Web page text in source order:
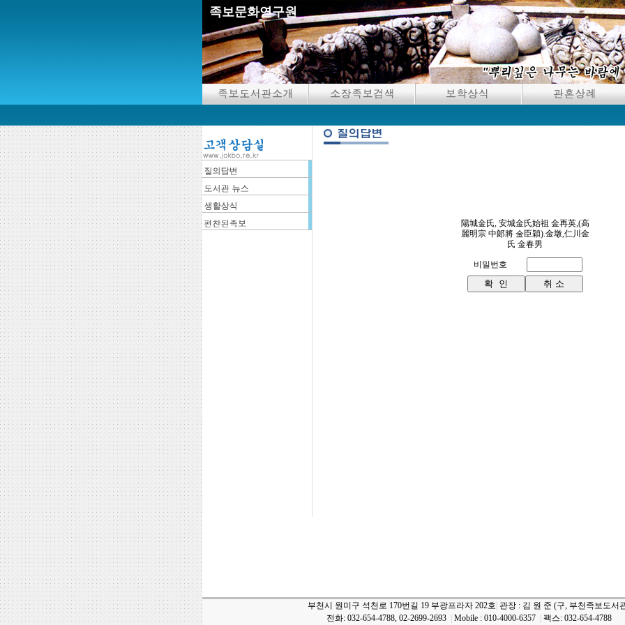
족보문화연구원
陽城金氏, 安城金氏始祖 金再英,(高
麗明宗 中郞將 金臣穎).金墩,仁川金
氏 金春男
비밀번호
부천시 원미구 석천로 170번길 19 부광프라자 202호 관장 : 김 원 준 (구, 부천족보도서
전화: 032-654-4788, 02-2699-2693
Mobile : 010-4000-6357 팩스: 032-654-4788